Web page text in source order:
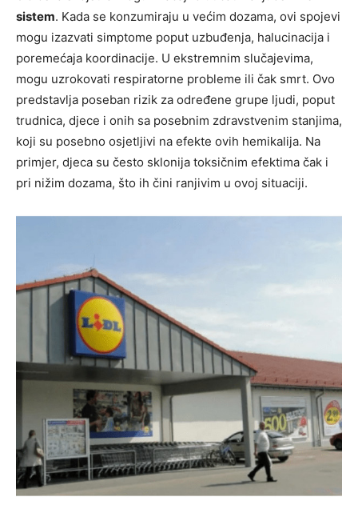
sistem. Kada se konzumiraju u većim dozama, ovi spojevi
mogu izazvati simptome poput uzbuđenja, halucinacija i
poremećaja koordinacije. U ekstremnim slučajevima,
mogu uzrokovati respiratorne probleme ili čak smrt. Ovo
predstavlja poseban rizik za određene grupe ljudi, poput
trudnica, djece i onih sa posebnim zdravstvenim stanjima,
koji su posebno osjetljivi na efekte ovih hemikalija. Na
primjer, djeca su često sklonija toksičnim efektima čak i
pri nižim dozama, što ih čini ranjivim u ovoj situaciji.